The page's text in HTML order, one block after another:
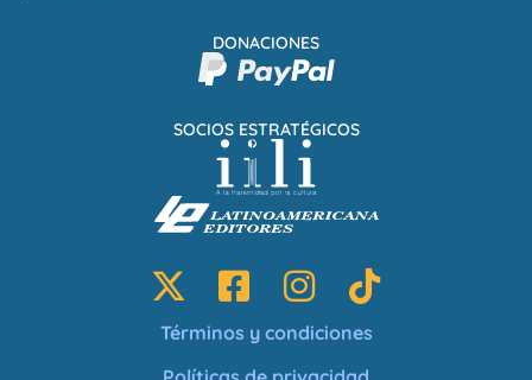
SOCIOS ESTRATÉGICOS
DONACIONES
Términos y condiciones